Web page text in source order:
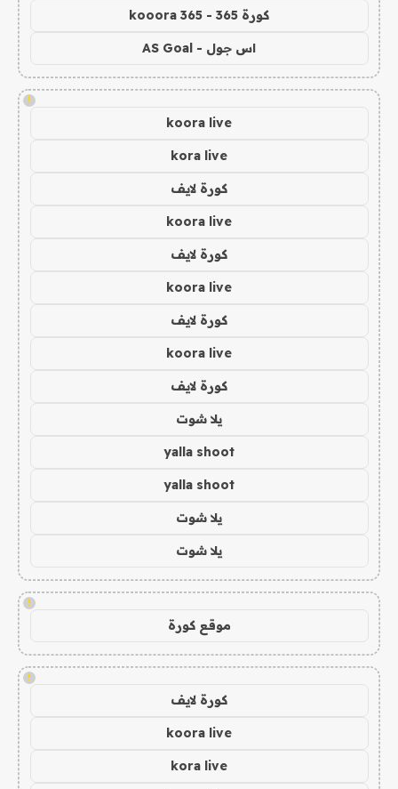
كورة 365 - kooora 365
اس جول - AS Goal
!
koora live
kora live
كورة لايف
koora live
كورة لايف
koora live
كورة لايف
koora live
كورة لايف
يلا شوت
yalla shoot
yalla shoot
يلا شوت
يلا شوت
!
موقع كورة
!
كورة لايف
koora live
kora live